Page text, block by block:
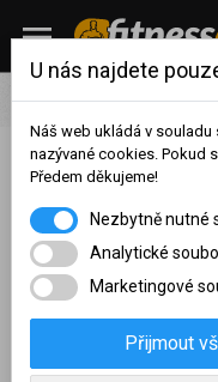
Pro ženy Fitness
Trhačky
Široká nabídka kvalitních
neklouzavý úchop během
předních světových
byly vyvinuté mistrem
účet
U nás najdete
Náš web ukládá v
nazývané cookies. Pokud
Předem děkujeme!
Nezbytně nutné
Analytické
Marketingové
Přijmout